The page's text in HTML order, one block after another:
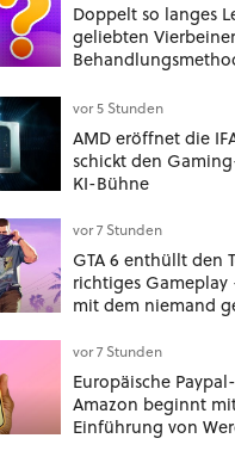
Doppelt so langes
geliebten
Kommentare zeigt,
einfach ist
vor 5 Stunden
AMD eröffnet die
schickt den
KI-Bühne
vor 7 Stunden
GTA 6 enthüllt den
richtiges
mit dem niemand
vor 7 Stunden
Europäische
Amazon beginnt
Einführung von